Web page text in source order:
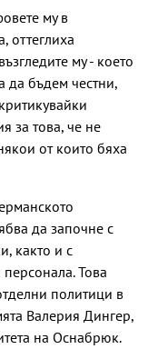
му в
оттеглиха
му - което
да бъдем честни,
за това, че не
от които бяха
да започне с
както и с
Това
политици в
Валерия Дингер,
на Оснабрюк.